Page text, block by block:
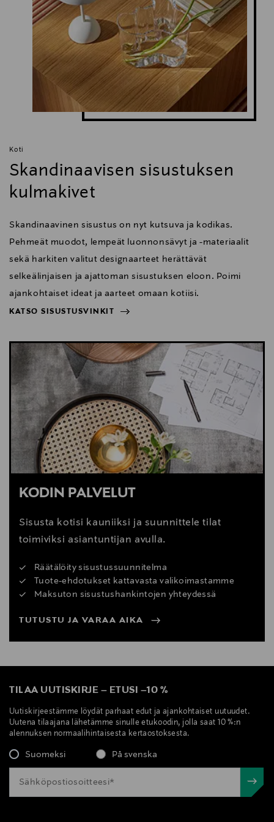
Koti
Skandinaavisen sisustuksen
kulmakivet
Skandinaavinen sisustus on nyt kutsuva ja kodikas.
Pehmeät muodot, lempeät luonnonsävyt ja -materiaalit
sekä harkiten valitut designaarteet herättävät
selkeälinjaisen ja ajattoman sisustuksen eloon. Poimi
ajankohtaiset ideat ja aarteet omaan kotiisi.
KATSO SISUSTUSVINKIT
KATSO SISUSTUSVINKIT
KODIN PALVELUT
Sisusta kotisi kauniiksi ja suunnittele tilat
toimiviksi asiantuntijan avulla.
Räätälöity sisustussuunnitelma
Tuote-ehdotukset kattavasta valikoimastamme
Maksuton sisustushankintojen yhteydessä
TUTUSTU JA VARAA AIKA
TILAA UUTISKIRJE – ETUSI –10 %
Uutiskirjeestämme löydät parhaat edut ja ajankohtaiset uutuudet.
Uutena tilaajana lähetämme sinulle etukoodin, jolla saat 10 %:n
alennuksen normaalihintaisesta kertaostoksesta.
Suomeksi På svenska